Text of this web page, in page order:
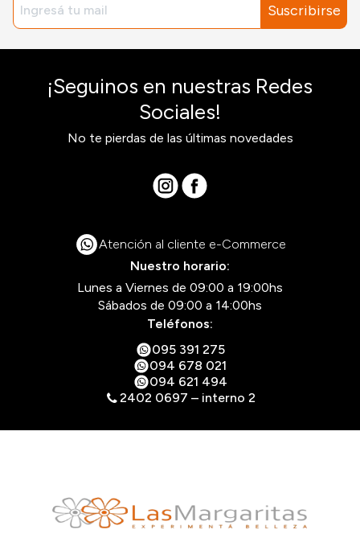
Suscribirse
¡Seguinos en nuestras Redes
Sociales!
No te pierdas de las últimas novedades
Atención al cliente e-Commerce
Nuestro horario:
Lunes a Viernes de 09:00 a 19:00hs
Sábados de 09:00 a 14:00hs
Teléfonos:
095 391 275
094 678 021
094 621 494
2402 0697 – interno 2